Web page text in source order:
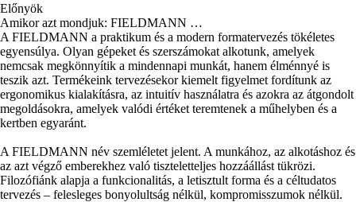
Előnyök
Amikor azt mondjuk: FIELDMANN …
A FIELDMANN a praktikum és a modern formatervezés tökéletes
egyensúlya. Olyan gépeket és szerszámokat alkotunk, amelyek
nemcsak megkönnyítik a mindennapi munkát, hanem élménnyé is
teszik azt. Termékeink tervezésekor kiemelt figyelmet fordítunk az
ergonomikus kialakításra, az intuitív használatra és azokra az átgondolt
megoldásokra, amelyek valódi értéket teremtenek a műhelyben és a
kertben egyaránt.
A FIELDMANN név szemléletet jelent. A munkához, az alkotáshoz és
az azt végző emberekhez való tiszteletteljes hozzáállást tükrözi.
Filozófiánk alapja a funkcionalitás, a letisztult forma és a céltudatos
tervezés – felesleges bonyolultság nélkül, kompromisszumok nélkül.